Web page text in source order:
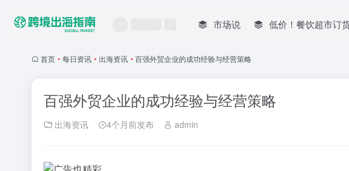
市场说 低价！餐饮超市订
首页 • 每日资讯 • 出海资讯 • 百强外贸企业的成功经验与经营策略
百强外贸企业的成功经验与经营策略
出海资讯 4个月前发布 admin